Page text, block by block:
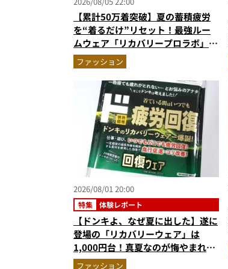
【累計50万着突破】夏の蓄積疲労
を“着るだけ”リセット！最強ルー
ムウェア「リカバリープロラボ」に
新色登場
ファッション
2026/08/01 20:00
特集 体験レポート
【ドンキよ、なぜ夏に出した】遂に
登場の「リカバリーウェア」は
1,000円台！真夏なのが悔やまれる
ほどハンパない“血行促進力”を自
ファッション